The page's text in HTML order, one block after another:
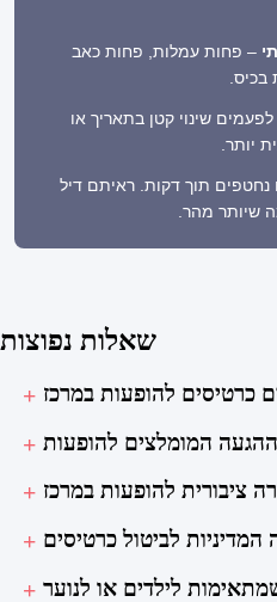
– פחות עמלות, פחות כאב
בכיס.
שינוי קטן בתאריך או
יותר.
נחטפים תוך דקות. ראיתם דיל
שיותר מהר.
שאלות נפוצות
לילדים או לנוער